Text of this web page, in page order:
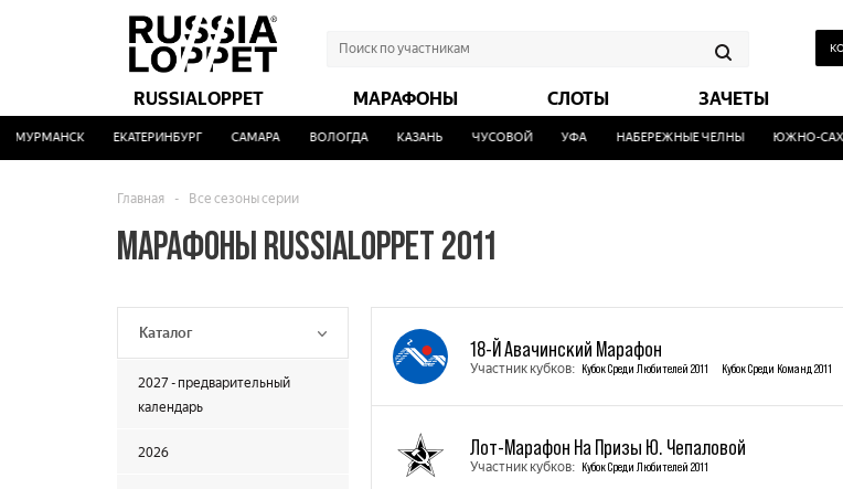
RUSSIALOPPET МАРАФОНЫ СЛОТЫ ЗАЧЕТЫ
МУРМАНСК ЕКАТЕРИНБУРГ САМАРА ВОЛОГДА КАЗАНЬ ЧУСОВОЙ УФА НАБЕРЕЖНЫЕ ЧЕЛНЫ ЮЖНО-
Главная - Все сезоны серии
МАРАФОНЫ RUSSIALOPPET 2011
Каталог
2027 - предварительный
календарь
2026
18-Й Авачинский Марафон
Участник кубков: Кубок Среди Любителей 2011 Кубок Среди Команд 2011
Лот-Марафон На Призы Ю. Чепаловой
Участник кубков: Кубок Среди Любителей 2011